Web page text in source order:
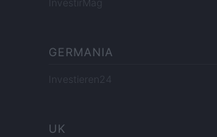
InvestirMag
GERMANIA
Investieren24
UK